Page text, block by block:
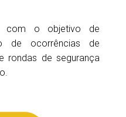
com o objetivo de
de ocorrências de
rondas de segurança